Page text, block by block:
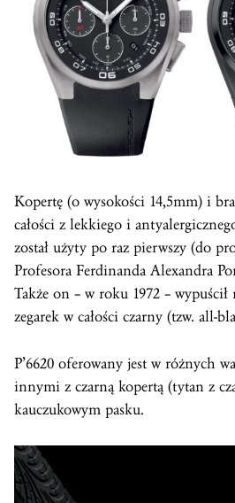
Kopertę (o wysokości 14,5mm) i
całości z lekkiego i
został użyty po raz pierwszy (do
Profesora Ferdinanda Alexandra
Także on – w roku 1972 –
zegarek w całości czarny (tzw. all-
P’6620 oferowany jest w różnych
innymi z czarną kopertą (tytan z
kauczukowym pasku.